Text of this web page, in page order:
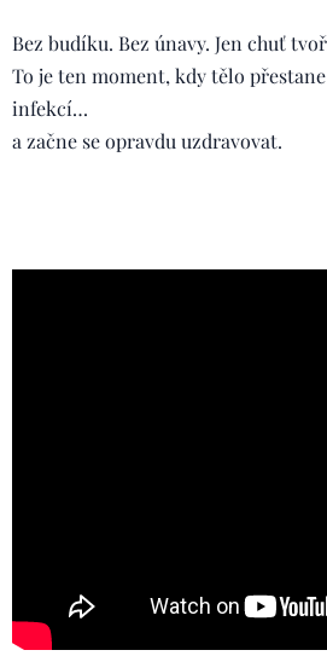
Bez budíku. Bez únavy. Jen chuť
To je ten moment, kdy tělo
infekcí…
a začne se opravdu uzdravovat.